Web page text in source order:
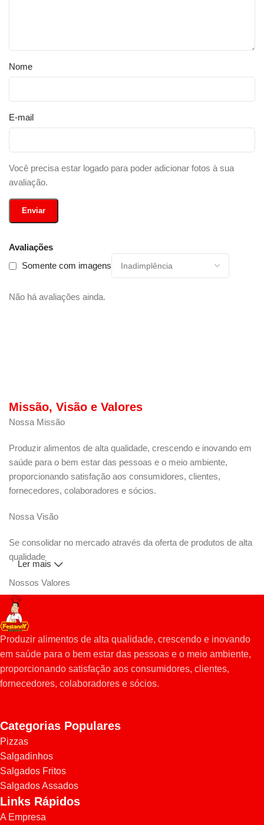
Avaliações
Somente com imagens
Não há avaliações ainda.
Nome
E-mail
Você precisa estar logado para poder adicionar fotos à sua
avaliação.
Missão, Visão e Valores
Nossa Missão
Produzir alimentos de alta qualidade, crescendo e inovando em
saúde para o bem estar das pessoas e o meio ambiente,
proporcionando satisfação aos consumidores, clientes,
fornecedores, colaboradores e sócios.
Nossa Visão
Se consolidar no mercado através da oferta de produtos de alta
qualidade
Nossos Valores
- Ética
- Alta Qualidade
- Criatividade e Inovação
- Comprometimento da equipe
Ler mais
Produzir alimentos de alta qualidade, crescendo e inovando
em saúde para o bem estar das pessoas e o meio ambiente,
proporcionando satisfação aos consumidores, clientes,
fornecedores, colaboradores e sócios.
Categorias Populares
Pizzas
Salgadinhos
Salgados Fritos
Salgados Assados
Links Rápidos
A Empresa